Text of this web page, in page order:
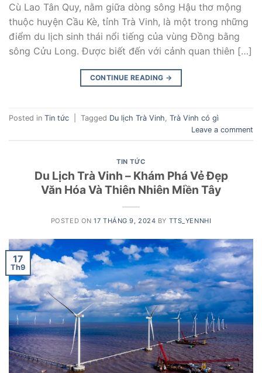
Cù Lao Tân Quy, nằm giữa dòng sông Hậu thơ mộng
thuộc huyện Cầu Kè, tỉnh Trà Vinh, là một trong những
điểm du lịch sinh thái nổi tiếng của vùng Đồng bằng
sông Cửu Long. Được biết đến với cảnh quan thiên […]
CONTINUE READING →
Posted in Tin tức Tagged Du lịch Trà Vinh Trà Vinh có gì
Leave a comment
TIN TỨC
Du Lịch Trà Vinh – Khám Phá Vẻ Đẹp
Văn Hóa Và Thiên Nhiên Miền Tây
POSTED ON17 THÁNG 9, 2024 BY TTS_YENNHI
17
Th9